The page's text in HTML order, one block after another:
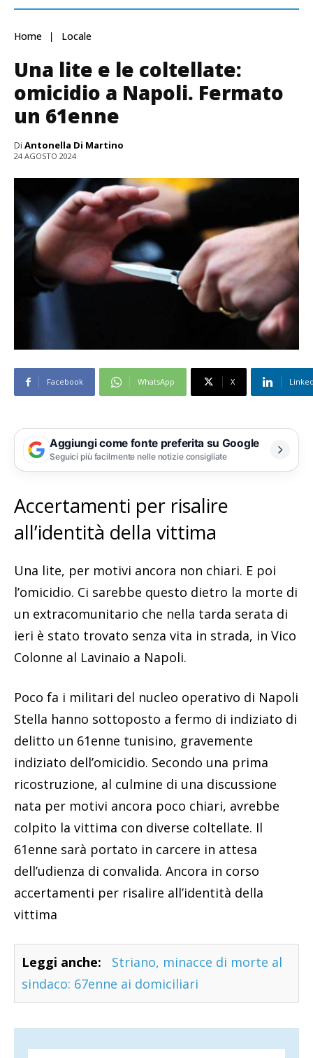
Home Locale
Una lite e le coltellate:
omicidio a Napoli. Fermato
un 61enne
Di Antonella Di Martino
24 AGOSTO 2024
Facebook WhatsApp X
Aggiungi come fonte preferita su Google
Seguici più facilmente nelle notizie consigliate
Accertamenti per risalire
all’identità della vittima
Una lite, per motivi ancora non chiari. E poi
l’omicidio. Ci sarebbe questo dietro la morte di
un extracomunitario che nella tarda serata di
ieri è stato trovato senza vita in strada, in Vico
Colonne al Lavinaio a Napoli.
Poco fa i militari del nucleo operativo di Napoli
Stella hanno sottoposto a fermo di indiziato di
delitto un 61enne tunisino, gravemente
indiziato dell’omicidio. Secondo una prima
ricostruzione, al culmine di una discussione
nata per motivi ancora poco chiari, avrebbe
colpito la vittima con diverse coltellate. Il
61enne sarà portato in carcere in attesa
dell’udienza di convalida. Ancora in corso
accertamenti per risalire all’identità della
vittima
Leggi anche:
Striano, minacce di morte al
sindaco: 67enne ai domiciliari